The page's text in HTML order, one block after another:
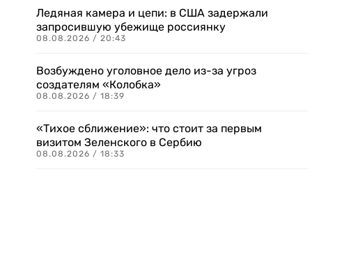
Ледяная камера и цепи: в США задержали
запросившую убежище россиянку
08.08.2026 / 20:43
Возбуждено уголовное дело из-за угроз
создателям «Колобка»
08.08.2026 / 18:39
«Тихое сближение»: что стоит за первым
визитом Зеленского в Сербию
08.08.2026 / 18:33